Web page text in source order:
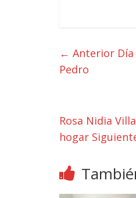
← Anterior
Pedro
Rosa Nidia
hogar